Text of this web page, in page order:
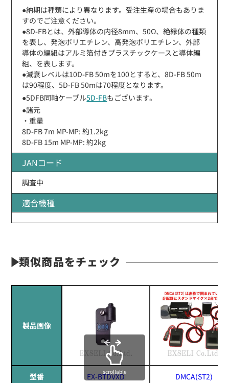
●納期は種類により異なります。受注生産の場合もありま
すのでご注意ください。
●8D-FBとは、外部導体の内径8mm、50Ω、絶縁体の種類
を表し、発泡ポリエチレン、高発泡ポリエチレン、外部
導体の編組はアルミ箔付きプラスチックケースと導体編
組、を表します。
●減衰レベルは10D-FB 50mを100とすると、8D-FB 50m
は90程度、5D-FB 50mは70程度となります。
●5DFB同軸ケーブル5D-FBもございます。
●諸元
・重量
8D-FB 7m MP-MP: 約1.2kg
8D-FB 15m MP-MP: 約2kg
JANコード
調査中
適合機種
類似商品をチェック
製品画像
型番 EX-BTDVXD DMCA(ST2)
scrollable